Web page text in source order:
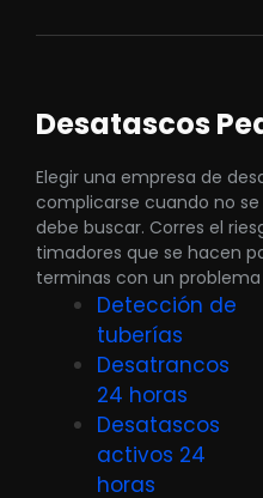
Desatascos
Elegir una empresa de
complicarse cuando no
debe buscar. Corres el
timadores que se hacen
terminas con un
Detección de
tuberías
Desatrancos
24 horas
Desatascos
activos 24
horas